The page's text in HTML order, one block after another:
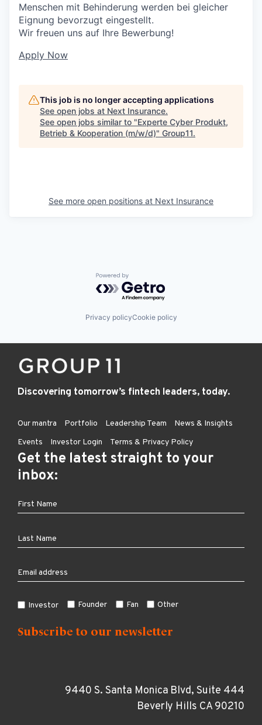
Menschen mit Behinderung werden bei gleicher
Eignung bevorzugt eingestellt.
Wir freuen uns auf Ihre Bewerbung!
Apply Now
This job is no longer accepting applications
See open jobs at Next Insurance.
See open jobs similar to "Experte Cyber Produkt,
Betrieb & Kooperation (m/w/d)" Group11.
See more open positions at Next Insurance
Powered by Getro.com
Privacy policyCookie policy
Discovering tomorrow’s fintech leaders, today.
Our mantra Portfolio Leadership Team
News & Insights
Events
Investor Login Terms & Privacy Policy
Get the latest straight to your
inbox:
Investor Founder Fan Other
9440 S. Santa Monica Blvd, Suite 444
Beverly Hills CA 90210